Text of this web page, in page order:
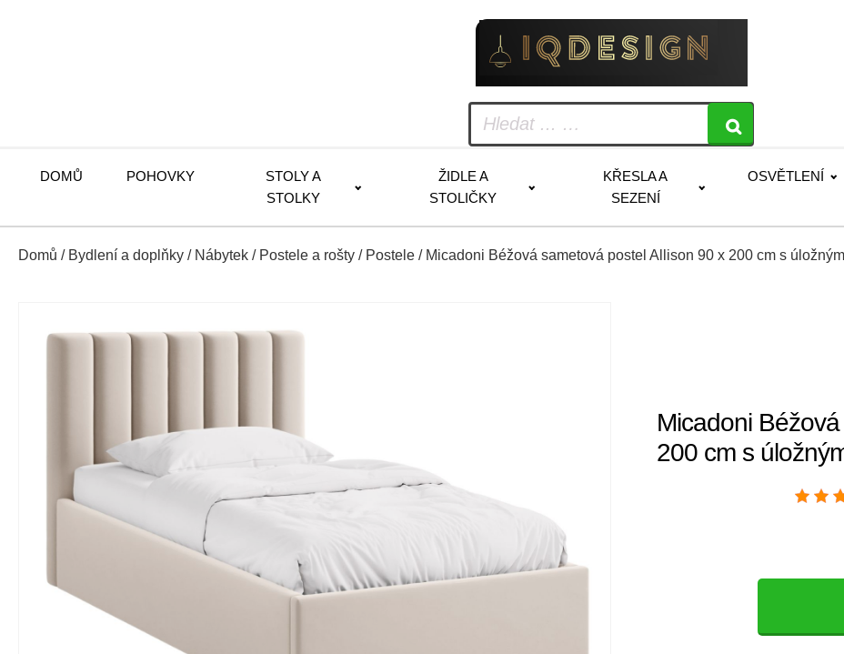
DOMŮ POHOVKY
STOLY A
STOLKY
ŽIDLE A
STOLIČKY
KŘESLA A
SEZENÍ
OSVĚTLENÍ
Domů / Bydlení a doplňky / Nábytek / Postele a rošty / Postele / Micadoni Béžová sametová postel Allison 90 x 200 cm s
Micadoni
200 cm s